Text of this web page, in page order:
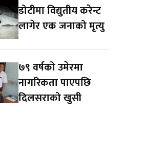
डोटीमा विद्युतीय करेन्ट
लागेर एक जनाको मृत्यु
७९ वर्षको उमेरमा
नागरिकता पाएपछि
दिलसराको खुसी